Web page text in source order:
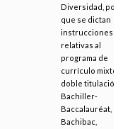
Diversidad, por la
que se dictan
instrucciones
relativas al
programa de
currículo mixto de
doble titulación
Bachiller-
Baccalauréat,
Bachibac,